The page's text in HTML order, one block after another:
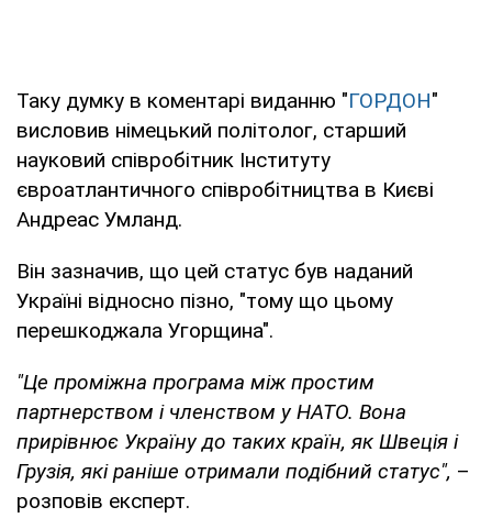
Таку думку в коментарі виданню "ГОРДОН"
висловив німецький політолог, старший
науковий співробітник Інституту
євроатлантичного співробітництва в Києві
Андреас Умланд.
Він зазначив, що цей статус був наданий
Україні відносно пізно, "тому що цьому
перешкоджала Угорщина".
"Це проміжна програма між простим
партнерством і членством у НАТО. Вона
прирівнює Україну до таких країн, як Швеція і
Грузія, які раніше отримали подібний статус", –
розповів експерт.